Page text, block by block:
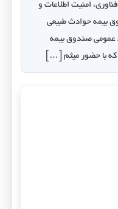
امنیت اطلاعات و
بیمه حوادث طبیعی
عمومی صندوق بیمه
با حضور میثم […]